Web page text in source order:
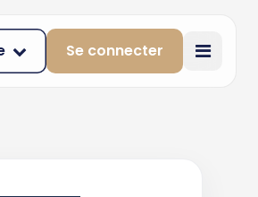
Se connecter